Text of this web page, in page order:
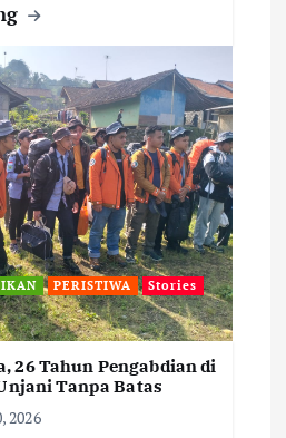
PERISTIWA
Stories
26 Tahun Pengabdian di
Tanpa Batas
2026